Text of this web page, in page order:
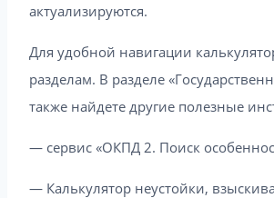
актуализируются.
Для удобной навигации
разделам. В разделе
также найдете другие полезные
— сервис «ОКПД 2. Поиск
— Калькулятор неустойки,